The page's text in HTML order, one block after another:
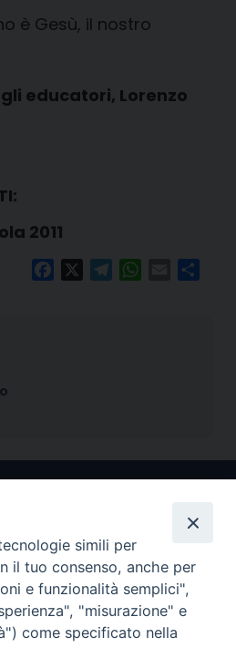
è Gesù, il nostro
educatori, Lorenzo
2011
FacebookTelegramWhatsApp
Email
Cervia
simili per
il tuo consenso, anche per
e funzionalità semplici",
"misurazione" e
come specificato nella